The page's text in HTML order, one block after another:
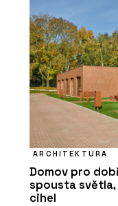
ARCHITEKTURA
Domov pro
spousta světla,
cihel